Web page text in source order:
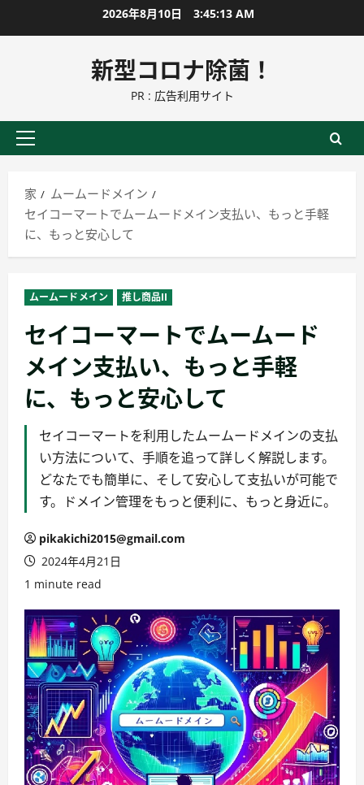
ン
に
2026年8月10日 3:45:15 AM
新型コロナ除菌！
PR : 広告利用サイト
プ
イ
マ
リ
ニ
ュ
ー
家
ムームードメイン
セイコーマートでムームードメイン支払い、もっと手軽
に、もっと安心して
ムームードメイン 推し商品II
セイコーマートでムームード
メイン支払い、もっと手軽
に、もっと安心して
セイコーマートを利用したムームードメインの支払
い方法について、手順を追って詳しく解説します。
どなたでも簡単に、そして安心して支払いが可能で
す。ドメイン管理をもっと便利に、もっと身近に。
pikakichi2015@gmail.com
2024年4月21日
1 minute read